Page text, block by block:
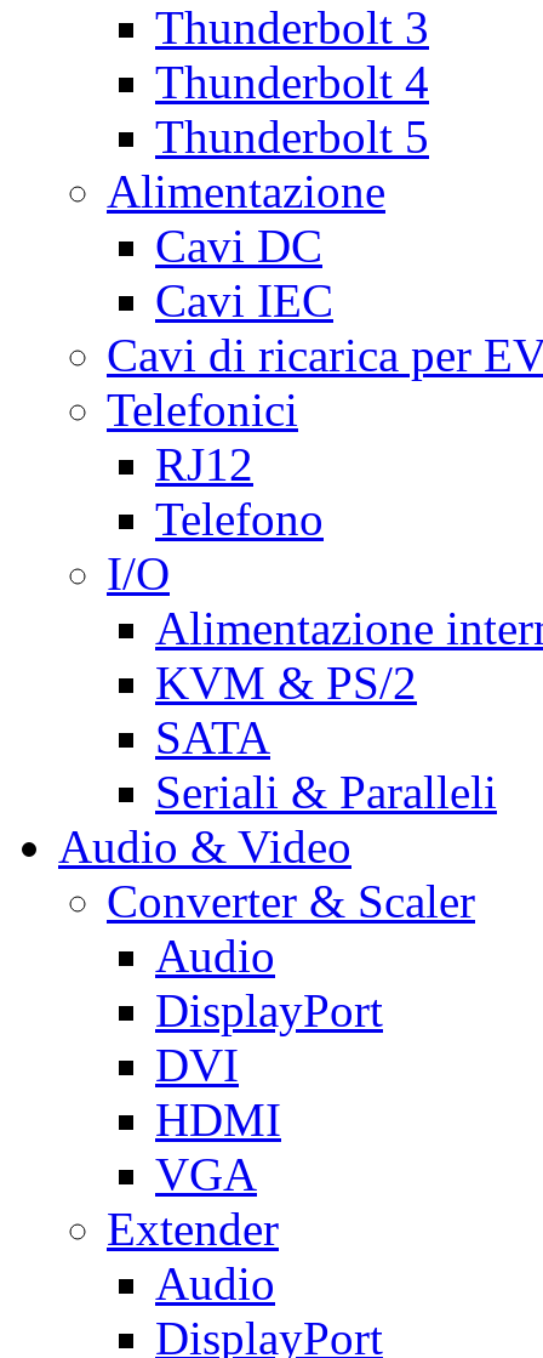
Thunderbolt 3
Thunderbolt 4
Thunderbolt 5
Alimentazione
Cavi DC
Cavi IEC
Cavi di ricarica per
Telefonici
RJ12
Telefono
I/O
Alimentazione
KVM & PS/2
SATA
Seriali & Paralleli
Audio & Video
Converter & Scaler
Audio
DisplayPort
DVI
HDMI
VGA
Extender
Audio
DisplayPort